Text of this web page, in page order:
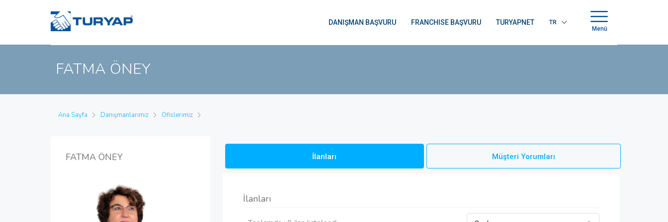
DANIŞMAN BAŞVURU FRANCHISE BAŞVURU TURYAPNET
TR
Menü
FATMA ÖNEY
Ana Sayfa Danışmanlarımız Ofislerimiz
FATMA ÖNEY İlanları Müşteri Yorumları
İlanları